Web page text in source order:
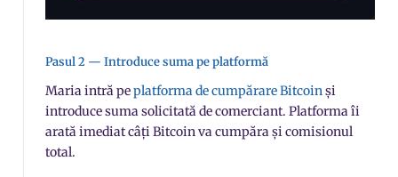
Pasul 2 — Introduce suma pe platformă
Maria intră peplatforma de cumpărare Bitcoinși
introduce suma solicitată de comerciant. Platforma îi
arată imediat câți Bitcoin va cumpăra și comisionul
total.